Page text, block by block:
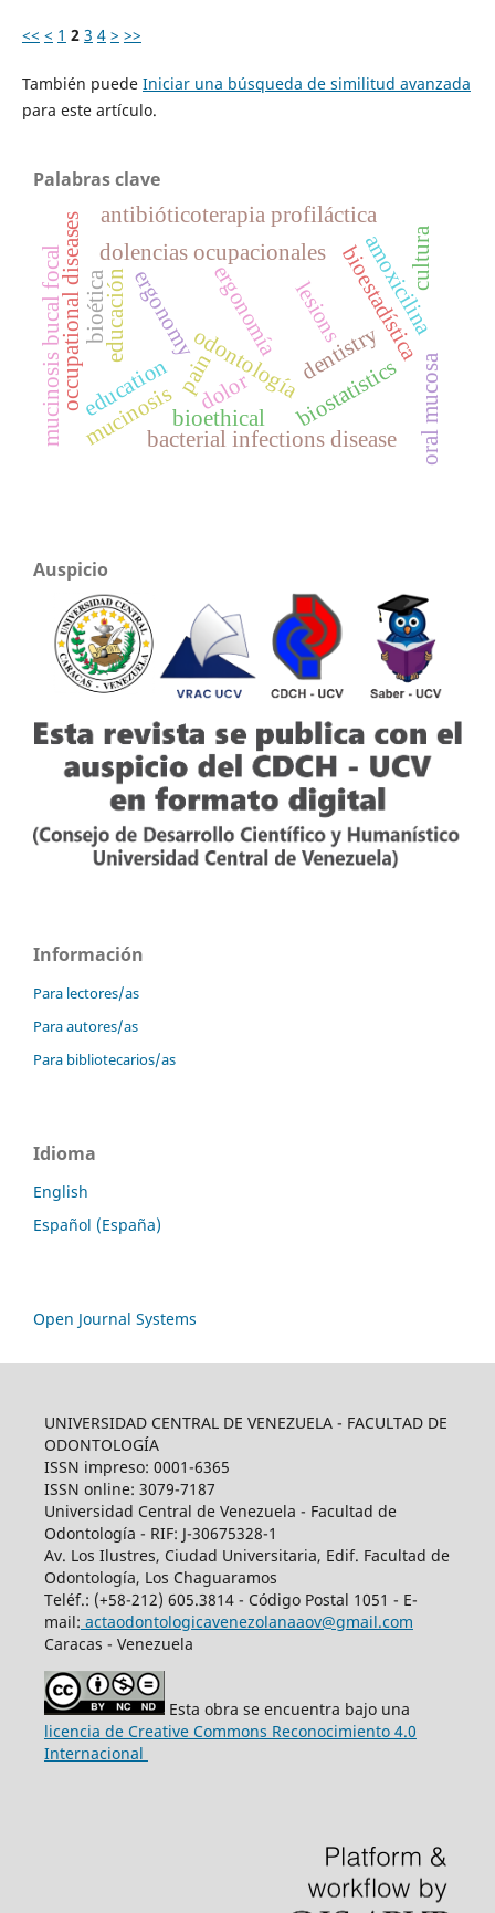
<< < 1 2 3 4 > >>
También puede Iniciar una búsqueda de similitud avanzada
para este artículo.
Palabras clave
ergonomía
dolencias ocupacionales
dolor
odontología
ergonomy
occupational diseases pain dentistrybioestadística
educación
biostatistics
education
amoxicilina
antibióticoterapia profiláctica
bacterial infections disease
mucinosis
mucinosis bucal focal lesions
oral mucosa
bioética
cultura
bioethical
Auspicio
Información
Para lectores/as
Para autores/as
Para bibliotecarios/as
Idioma
English
Español (España)
Open Journal Systems
UNIVERSIDAD CENTRAL DE VENEZUELA - FACULTAD DE
ODONTOLOGÍA
ISSN impreso: 0001-6365
ISSN online: 3079-7187
Universidad Central de Venezuela - Facultad de
Odontología - RIF: J-30675328-1
Av. Los Ilustres, Ciudad Universitaria, Edif. Facultad de
Odontología, Los Chaguaramos
Teléf.: (+58-212) 605.3814 - Código Postal 1051 - E-
mail: actaodontologicavenezolanaaov@gmail.com
Caracas - Venezuela
Esta obra se encuentra bajo una
licencia de Creative Commons Reconocimiento 4.0
Internacional